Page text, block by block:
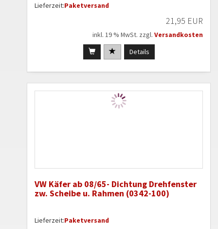
Lieferzeit:Paketversand
21,95 EUR
inkl. 19 % MwSt. zzgl. Versandkosten
Details
VW Käfer ab 08/65- Dichtung Drehfenster
zw. Scheibe u. Rahmen (0342-100)
Lieferzeit:Paketversand